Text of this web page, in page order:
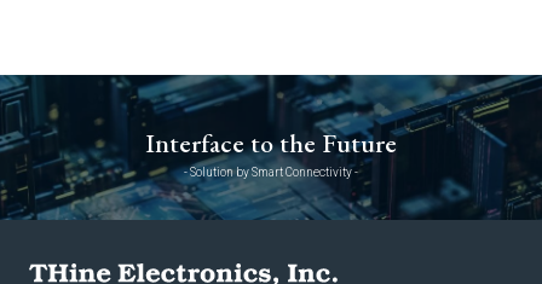
Interface to the Future
- Solution by Smart Connectivity -